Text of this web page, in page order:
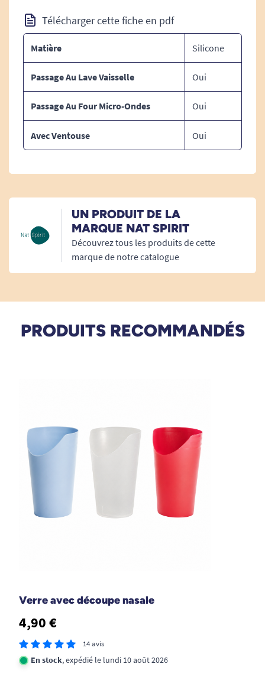
Adaptés au micro-ondes, four et
congélateur : -50°C à +230°C.
Télécharger cette fiche en pdf
Matière Silicone
Passage Au Lave Vaisselle Oui
Passage Au Four Micro-Ondes Oui
Avec Ventouse Oui
UN PRODUIT DE LA
MARQUE NAT SPIRIT
Découvrez tous les produits de cette
marque de notre catalogue
PRODUITS RECOMMANDÉS
Verre avec découpe nasale
4,90 €
14 avis
En stock, expédié le lundi 10 août 2026